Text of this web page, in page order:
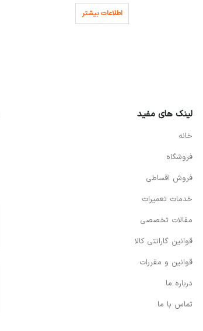
اطلاعات بیشتر
لینک های مفید
خانه
فروشگاه
فروش اقساطی
خدمات تعمیرات
مقالات تخصصی
قوانین گارانتی کالا
قوانین و مقررات
درباره ما
تماس با ما